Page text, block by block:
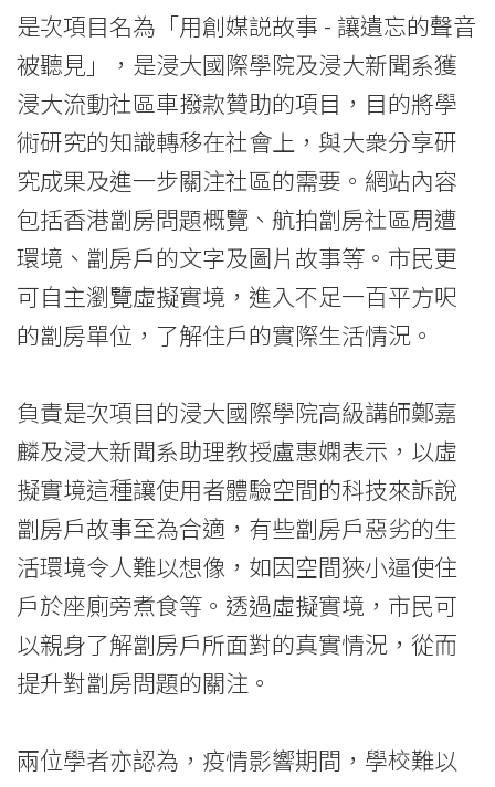
學
院
消
息
國
際
學
院
香
港
浸
會
大
學
是次項目名為「用創媒説故事 - 讓遺忘的聲音
被聽見」，是浸大國際學院及浸大新聞系獲
浸大流動社區車撥款贊助的項目，目的將學
術研究的知識轉移在社會上，與大衆分享研
究成果及進一步關注社區的需要。網站內容
包括香港劏房問題概覽、航拍劏房社區周遭
環境、劏房戶的文字及圖片故事等。市民更
可自主瀏覽虛擬實境，進入不足一百平方呎
的劏房單位，了解住戶的實際生活情況。
負責是次項目的浸大國際學院高級講師鄭嘉
麟及浸大新聞系助理教授盧惠嫻表示，以虛
擬實境這種讓使用者體驗空間的科技來訴說
劏房戶故事至為合適，有些劏房戶惡劣的生
活環境令人難以想像，如因空間狹小逼使住
戶於座廁旁煮食等。透過虛擬實境，市民可
以親身了解劏房戶所面對的真實情況，從而
提升對劏房問題的關注。
兩位學者亦認為，疫情影響期間，學校難以